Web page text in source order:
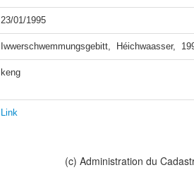
23/01/1995
Iwwerschwemmungsgebitt,  Héichwaasser,
keng
Link
(c) Administration du